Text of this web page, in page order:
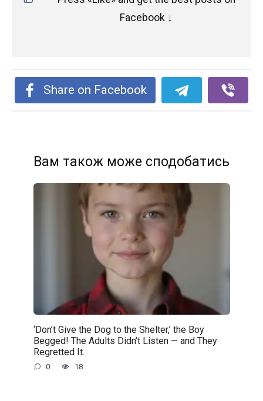
Facebook ↓
Share on Facebook
Вам також може сподобатись
‘Don’t Give the Dog to the Shelter,’ the Boy
Begged! The Adults Didn’t Listen — and They
Regretted It.
0 18